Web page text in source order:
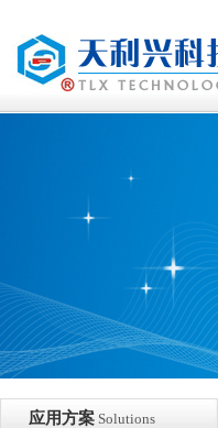
应用方案 Solutions